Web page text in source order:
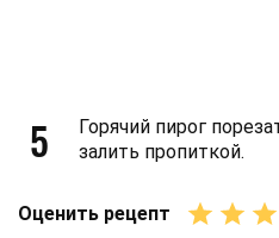
5
Горячий пирог
залить пропиткой.
Оценить рецепт